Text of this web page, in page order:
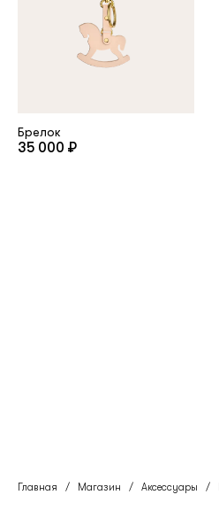
Главная / Магазин / Аксессуары /
Брелок
35 000 ₽